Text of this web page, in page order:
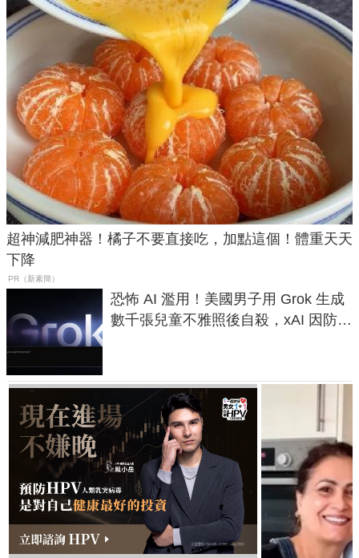
超神減肥神器！橘子不要直接吃，加點這個！體重天天
下降
PR（新素簡）
恐怖 AI 濫用！美國男子用 Grok 生成
數千張兒童不雅照後自殺，xAI 因防護